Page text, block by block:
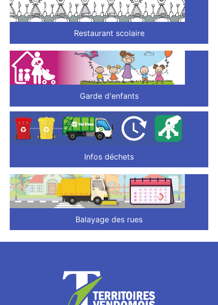
Restaurant scolaire
Garde d'enfants
Infos déchets
Balayage des rues